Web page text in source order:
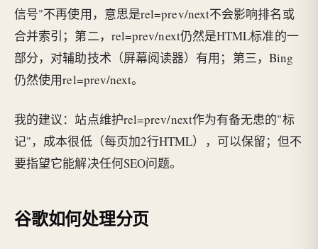
信号"不再使用，意思是rel=prev/next不会影响排名或
合并索引；第二，rel=prev/next仍然是HTML标准的一
部分，对辅助技术（屏幕阅读器）有用；第三，Bing
仍然使用rel=prev/next。
我的建议：站点维护rel=prev/next作为有备无患的"标
记"，成本很低（每页加2行HTML），可以保留；但不
要指望它能解决任何SEO问题。
谷歌如何处理分页